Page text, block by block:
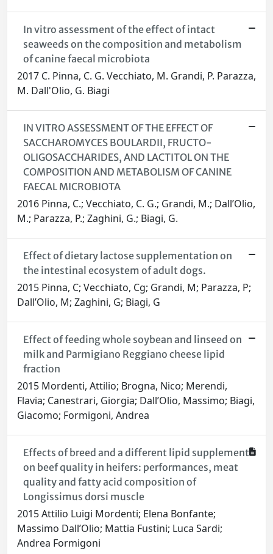
In vitro assessment of the effect of intact
seaweeds on the composition and metabolism
of canine faecal microbiota
2017 C. Pinna, C. G. Vecchiato, M. Grandi, P. Parazza,
M. Dall'Olio, G. Biagi
IN VITRO ASSESSMENT OF THE EFFECT OF
SACCHAROMYCES BOULARDII, FRUCTO-
OLIGOSACCHARIDES, AND LACTITOL ON THE
COMPOSITION AND METABOLISM OF CANINE
FAECAL MICROBIOTA
2016 Pinna, C.; Vecchiato, C. G.; Grandi, M.; Dall’Olio,
M.; Parazza, P.; Zaghini, G.; Biagi, G.
Effect of dietary lactose supplementation on
the intestinal ecosystem of adult dogs.
2015 Pinna, C; Vecchiato, Cg; Grandi, M; Parazza, P;
Dall’Olio, M; Zaghini, G; Biagi, G
Effect of feeding whole soybean and linseed on
milk and Parmigiano Reggiano cheese lipid
fraction
2015 Mordenti, Attilio; Brogna, Nico; Merendi,
Flavia; Canestrari, Giorgia; Dall’Olio, Massimo; Biagi,
Giacomo; Formigoni, Andrea
Effects of breed and a different lipid supplement
on beef quality in heifers: performances, meat
quality and fatty acid composition of
Longissimus dorsi muscle
2015 Attilio Luigi Mordenti; Elena Bonfante;
Massimo Dall’Olio; Mattia Fustini; Luca Sardi;
Andrea Formigoni